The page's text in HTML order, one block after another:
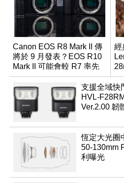
Canon EOS R8 Mark II 傳
將於 9 月發表？EOS R10
Mark II 可能會較 R7 率先
推出
經
乾
支援全域快
HVL-
Ver.2.00 韌
恆定大光圈
50-130mm
利曝光